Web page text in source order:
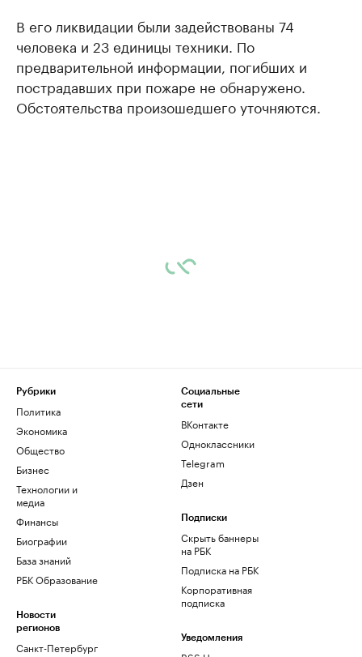
В его ликвидации были задействованы 74
человека и 23 единицы техники. По
предварительной информации, погибших и
пострадавших при пожаре не обнаружено.
Обстоятельства произошедшего уточняются.
Рубрики
Политика
Экономика
Общество
Бизнес
Технологии и
медиа
Финансы
Биографии
База знаний
РБК Образование
Новости
регионов
Санкт-Петербург
Социальные
сети
ВКонтакте
Одноклассники
Telegram
Дзен
Подписки
Скрыть баннеры
на РБК
Подписка на РБК
Корпоративная
подписка
Уведомления